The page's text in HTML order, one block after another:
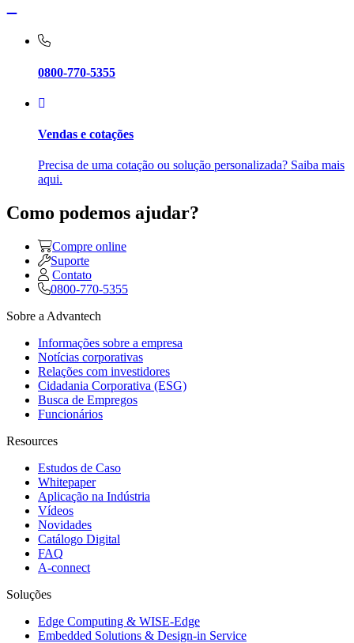
0800-770-5355
Vendas e cotações
Precisa de uma cotação ou solução personalizada? Saiba mais
aqui.
Como podemos ajudar?
Compre online
Suporte
Contato
0800-770-5355
Sobre a Advantech
Informações sobre a empresa
Notícias corporativas
Relações com investidores
Cidadania Corporativa (ESG)
Busca de Empregos
Funcionários
Resources
Estudos de Caso
Whitepaper
Aplicação na Indústria
Vídeos
Novidades
Catálogo Digital
FAQ
A-connect
Soluções
Edge Computing & WISE-Edge
Embedded Solutions & Design-in Service